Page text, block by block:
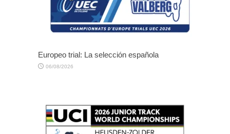
Europeo trial: La selección española
06/08/2026